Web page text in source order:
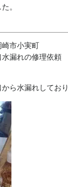
。
崎市小実町
水漏れの修理依頼
ら水漏れしており